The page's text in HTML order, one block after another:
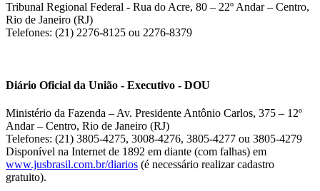
Tribunal Regional Federal - Rua do Acre, 80 – 22º Andar – Centro,
Rio de Janeiro (RJ)
Telefones: (21) 2276-8125 ou 2276-8379
Diário Oficial da União - Executivo - DOU
Ministério da Fazenda – Av. Presidente Antônio Carlos, 375 – 12º
Andar – Centro, Rio de Janeiro (RJ)
Telefones: (21) 3805-4275, 3008-4276, 3805-4277 ou 3805-4279
Disponível na Internet de 1892 em diante (com falhas) em
www.jusbrasil.com.br/diarios (é necessário realizar cadastro
gratuito).